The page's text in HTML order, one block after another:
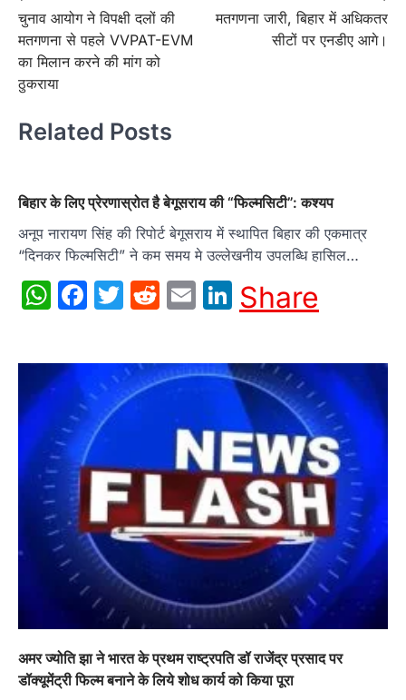
navigation
चुनाव आयोग ने विपक्षी दलों की
मतगणना से पहले VVPAT-EVM
का मिलान करने की मांग को
ठुकराया
मतगणना जारी, बिहार में अधिकतर
सीटों पर एनडीए आगे।
Related Posts
बिहार के लिए प्रेरणास्रोत है बेगूसराय की “फिल्मसिटी”: कश्यप
अनूप नारायण सिंह की रिपोर्ट बेगूसराय में स्थापित बिहार की एकमात्र
“दिनकर फिल्मसिटी” ने कम समय मे उल्लेखनीय उपलब्धि हासिल…
WhatsApp
Facebook
Twitter
Reddit
EmailLinkedIn
Share
अमर ज्योति झा ने भारत के प्रथम राष्ट्रपति डॉ राजेंद्र प्रसाद पर
डॉक्यूमेंट्री फिल्म बनाने के लिये शोध कार्य को किया पूरा